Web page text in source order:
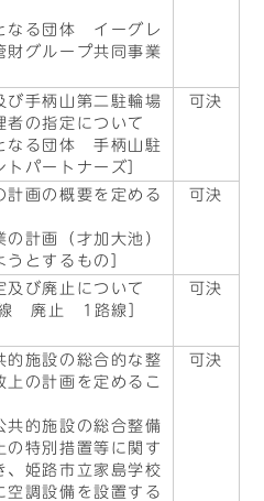
なる団体 イーグレ
財グループ共同事業
び手柄山第二駐輪場
者の指定について
なる団体 手柄山駐
パートナーズ］
可決
計画の概要を定める
の計画（才加大池）
とするもの］
可決
及び廃止について
廃止 1路線］
可決
的施設の総合的な整
上の計画を定めるこ
共的施設の総合整備
の特別措置等に関す
、姫路市立家島学校
空調設備を設置する
可決